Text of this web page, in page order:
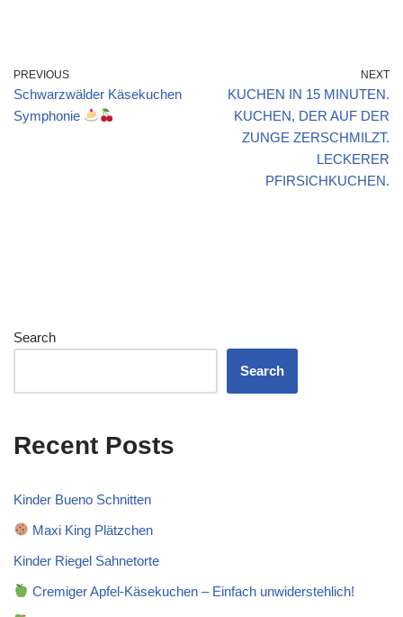
PREVIOUS
Schwarzwälder Käsekuchen
Symphonie
NEXT
KUCHEN IN 15 MINUTEN.
KUCHEN, DER AUF DER
ZUNGE ZERSCHMILZT.
LECKERER
PFIRSICHKUCHEN.
Search
Search
Recent Posts
Kinder Bueno Schnitten
Maxi King Plätzchen
Kinder Riegel Sahnetorte
Cremiger Apfel-Käsekuchen – Einfach unwiderstehlich!